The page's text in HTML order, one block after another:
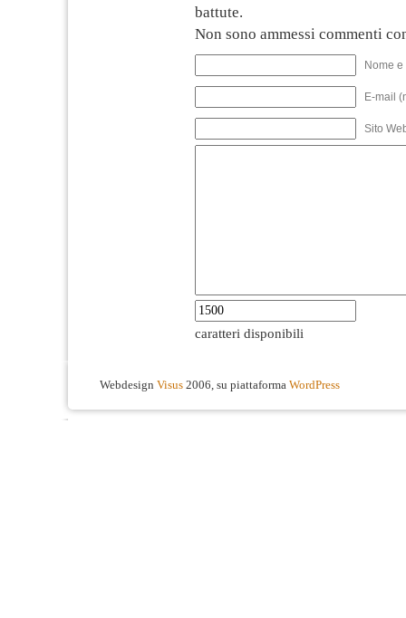
battute.
Non sono ammessi commenti
Nome
E-mail
Sito
caratteri disponibili
Webdesign Visus 2006, su piattaforma WordPress